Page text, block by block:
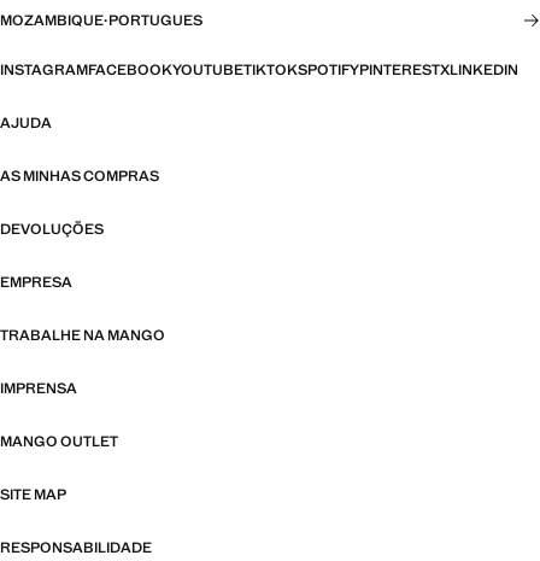
MOZAMBIQUE·PORTUGUES
INSTAGRAMFACEBOOKYOUTUBETIKTOKSPOTIFYPINTERESTXLINKEDIN
AJUDA
AS MINHAS COMPRAS
DEVOLUÇÕES
EMPRESA
TRABALHE NA MANGO
IMPRENSA
MANGO OUTLET
SITE MAP
RESPONSABILIDADE